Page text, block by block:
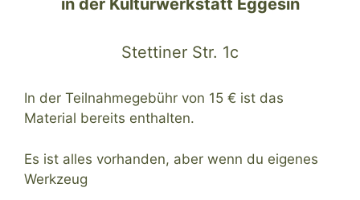
in der Kulturwerkstatt Eggesin
Stettiner Str. 1c
In der Teilnahmegebühr von 15 € ist das
Material bereits enthalten.
Es ist alles vorhanden, aber wenn du eigenes
Werkzeug